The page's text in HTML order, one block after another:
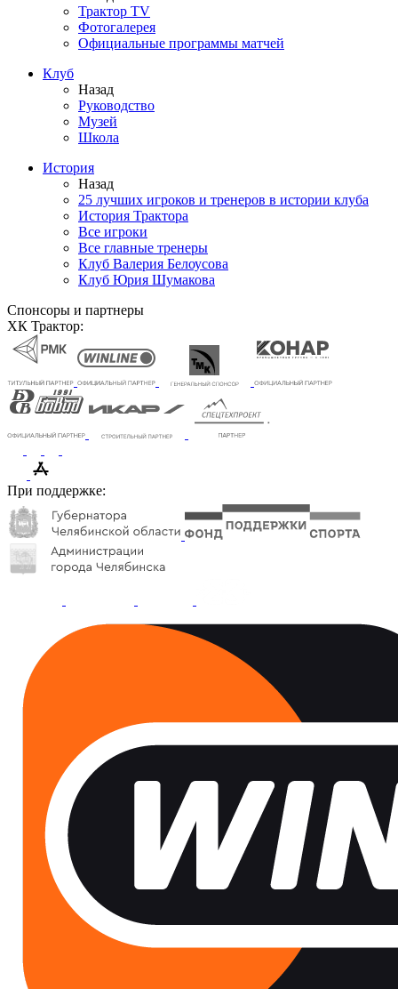
Трактор TV
Фотогалерея
Официальные программы матчей
Клуб
Назад
Руководство
Музей
Школа
История
Назад
25 лучших игроков и тренеров в истории клуба
История Трактора
Все игроки
Все главные тренеры
Клуб Валерия Белоусова
Клуб Юрия Шумакова
Спонсоры и партнеры
ХК Трактор:
При поддержке: